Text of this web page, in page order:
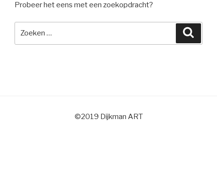
Probeer het eens met een zoekopdracht?
©2019 Dijkman ART